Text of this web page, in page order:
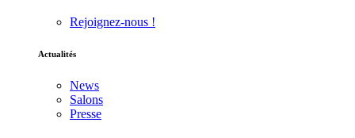
Rejoignez-nous !
Actualités
News
Salons
Presse